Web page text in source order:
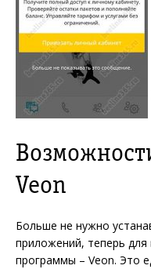
Veon
Больше не нужно
приложений, теперь для
программы – Veon. Это